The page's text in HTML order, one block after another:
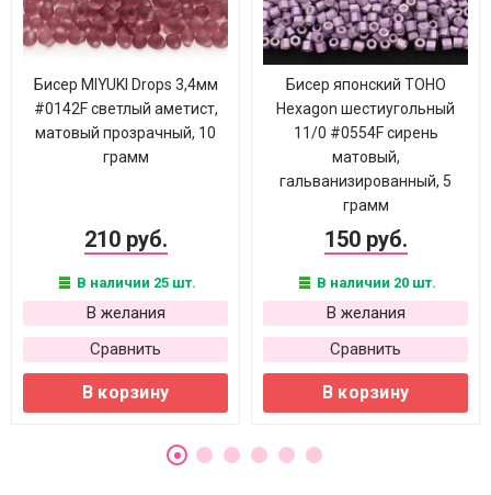
Бисер MIYUKI Drops 3,4мм
#0142F светлый аметист,
матовый прозрачный, 10
грамм
210 руб.
В наличии 25 шт.
В желания
Сравнить
В корзину
Бисер японский TOHO
Hexagon шестиугольный
11/0 #0554F сирень
матовый,
гальванизированный, 5
грамм
150 руб.
В наличии 20 шт.
В желания
Сравнить
В корзину